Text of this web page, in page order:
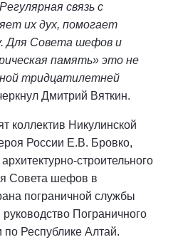
связь с
их дух, помогает
Для Совета шефов и
память» это не
тридцатилетней
Дмитрий Вяткин.
коллектив Никулинской
России Е.В. Бровко,
строительного
Совета шефов в
пограничной службы
Пограничного
Республике Алтай.